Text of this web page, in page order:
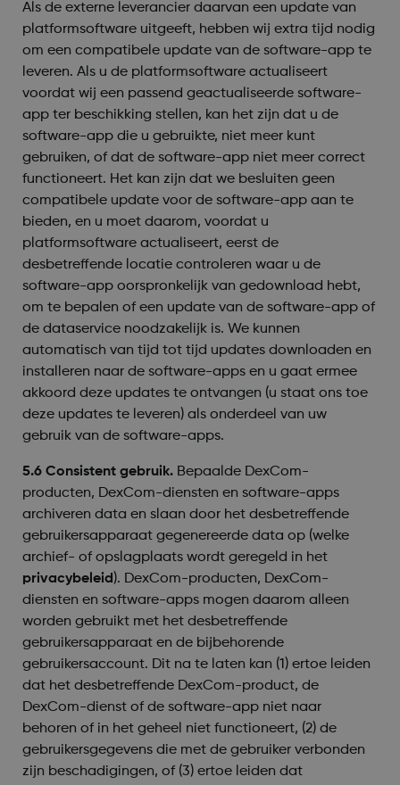
Als de externe leverancier daarvan een update van
platformsoftware uitgeeft, hebben wij extra tijd nodig
om een compatibele update van de software-app te
leveren. Als u de platformsoftware actualiseert
voordat wij een passend geactualiseerde software-
app ter beschikking stellen, kan het zijn dat u de
software-app die u gebruikte, niet meer kunt
gebruiken, of dat de software-app niet meer correct
functioneert. Het kan zijn dat we besluiten geen
compatibele update voor de software-app aan te
bieden, en u moet daarom, voordat u
platformsoftware actualiseert, eerst de
desbetreffende locatie controleren waar u de
software-app oorspronkelijk van gedownload hebt,
om te bepalen of een update van de software-app of
de dataservice noodzakelijk is. We kunnen
automatisch van tijd tot tijd updates downloaden en
installeren naar de software-apps en u gaat ermee
akkoord deze updates te ontvangen (u staat ons toe
deze updates te leveren) als onderdeel van uw
gebruik van de software-apps.
5.6 Consistent gebruik.Bepaalde DexCom-
producten, DexCom-diensten en software-apps
archiveren data en slaan door het desbetreffende
gebruikersapparaat gegenereerde data op (welke
archief- of opslagplaats wordt geregeld in het
privacybeleid ). DexCom-producten, DexCom-
diensten en software-apps mogen daarom alleen
worden gebruikt met het desbetreffende
gebruikersapparaat en de bijbehorende
gebruikersaccount. Dit na te laten kan (1) ertoe leiden
dat het desbetreffende DexCom-product, de
DexCom-dienst of de software-app niet naar
behoren of in het geheel niet functioneert, (2) de
gebruikersgegevens die met de gebruiker verbonden
zijn beschadigingen, of (3) ertoe leiden dat